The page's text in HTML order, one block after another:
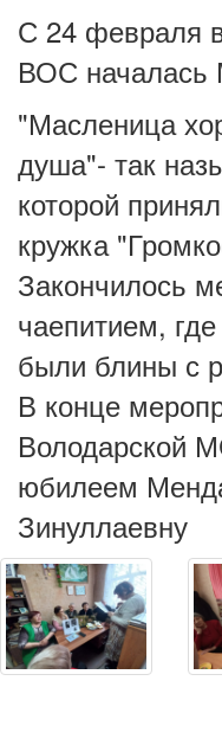
С 24 февраля
ВОС началась
"Масленица
душа"- так
которой
кружка
Закончилось
чаепитием,
были блины с
В конце
Володарской
юбилеем
Зинуллаевну